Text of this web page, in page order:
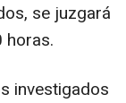
se juzgará
horas.
investigados